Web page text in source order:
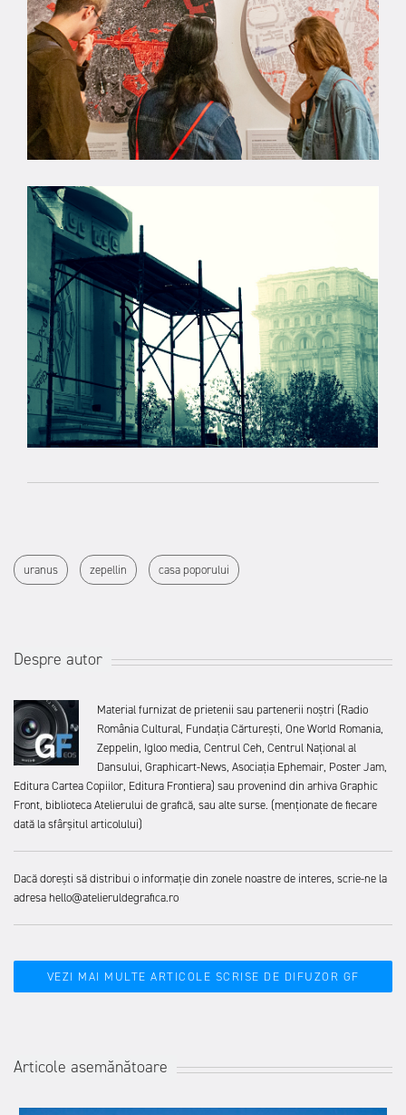
uranus zepellin casa poporului
Despre autor
Material furnizat de prietenii sau partenerii noștri (Radio
România Cultural, Fundația Cărturești, One World Romania,
Zeppelin, Igloo media, Centrul Ceh, Centrul Național al
Dansului, Graphicart-News, Asociația Ephemair, Poster Jam,
Editura Cartea Copiilor, Editura Frontiera) sau provenind din arhiva Graphic
Front, biblioteca Atelierului de grafică, sau alte surse. (menționate de fiecare
dată la sfârșitul articolului)
Dacă dorești să distribui o informație din zonele noastre de interes, scrie-ne la
adresa hello@atelieruldegrafica.ro
VEZI MAI MULTE ARTICOLE SCRISE DE DIFUZOR GF
Articole asemănătoare